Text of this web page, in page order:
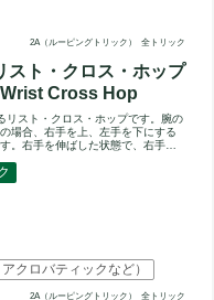
2A（ルーピングトリック） 全トリック
スト・クロス・ホップ
Cross Hop
リスト・クロス・ホップです。腕の
場合、右手を上、左手を下にする
。右手を伸ばした状態で、右手に
2A（ルーピングトリック） 全トリック
クロバティックなど）